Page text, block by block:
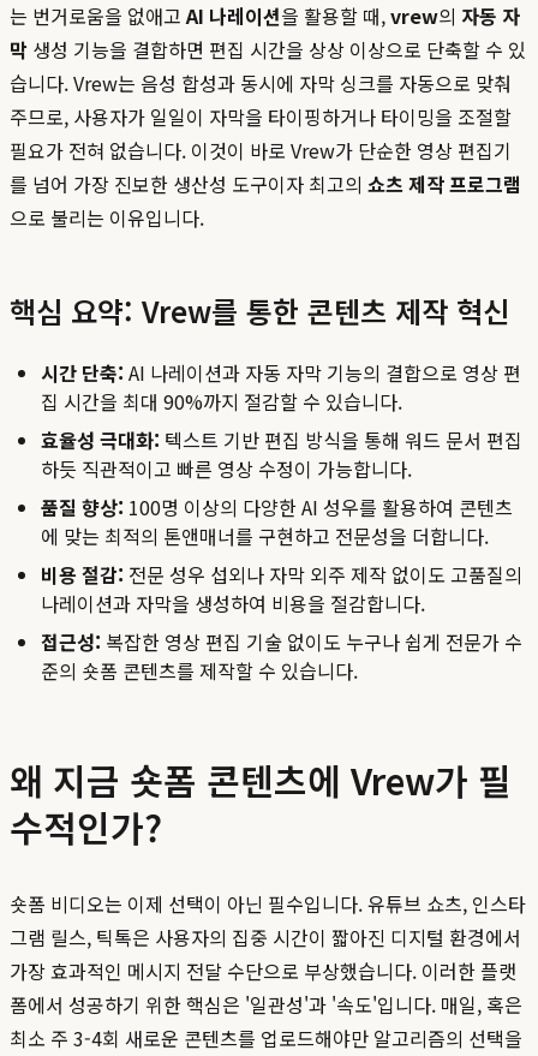
는 번거로움을 없애고AI 나레이션을 활용할 때,vrew의 자동 자
막 생성 기능을 결합하면 편집 시간을 상상 이상으로 단축할 수 있
습니다. Vrew는 음성 합성과 동시에 자막 싱크를 자동으로 맞춰
주므로, 사용자가 일일이 자막을 타이핑하거나 타이밍을 조절할
필요가 전혀 없습니다. 이것이 바로 Vrew가 단순한 영상 편집기
를 넘어 가장 진보한 생산성 도구이자 최고의 쇼츠 제작 프로그램
으로 불리는 이유입니다.
핵심 요약: Vrew를 통한 콘텐츠 제작 혁신
시간 단축: AI 나레이션과 자동 자막 기능의 결합으로 영상 편
집 시간을 최대 90%까지 절감할 수 있습니다.
효율성 극대화: 텍스트 기반 편집 방식을 통해 워드 문서 편집
하듯 직관적이고 빠른 영상 수정이 가능합니다.
품질 향상: 100명 이상의 다양한 AI 성우를 활용하여 콘텐츠
에 맞는 최적의 톤앤매너를 구현하고 전문성을 더합니다.
비용 절감: 전문 성우 섭외나 자막 외주 제작 없이도 고품질의
나레이션과 자막을 생성하여 비용을 절감합니다.
접근성: 복잡한 영상 편집 기술 없이도 누구나 쉽게 전문가 수
준의 숏폼 콘텐츠를 제작할 수 있습니다.
왜 지금 숏폼 콘텐츠에 Vrew가 필
수적인가?
숏폼 비디오는 이제 선택이 아닌 필수입니다. 유튜브 쇼츠, 인스타
그램 릴스, 틱톡은 사용자의 집중 시간이 짧아진 디지털 환경에서
가장 효과적인 메시지 전달 수단으로 부상했습니다. 이러한 플랫
폼에서 성공하기 위한 핵심은 '일관성'과 '속도'입니다. 매일, 혹은
최소 주 3-4회 새로운 콘텐츠를 업로드해야만 알고리즘의 선택을